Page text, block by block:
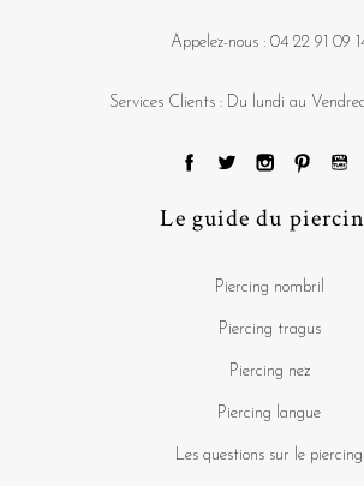
Appelez-nous : 04 22 91 09
Services Clients : Du lundi au
Le guide du
Piercing nombril
Piercing tragus
Piercing nez
Piercing langue
Les questions sur le piercing